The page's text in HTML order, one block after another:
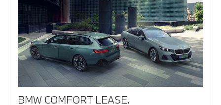
BMW COMFORT LEASE.